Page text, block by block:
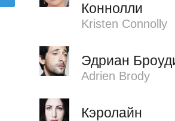
Коннолли
Kristen Connolly
Эдриан
Adrien Brody
Кэролайн